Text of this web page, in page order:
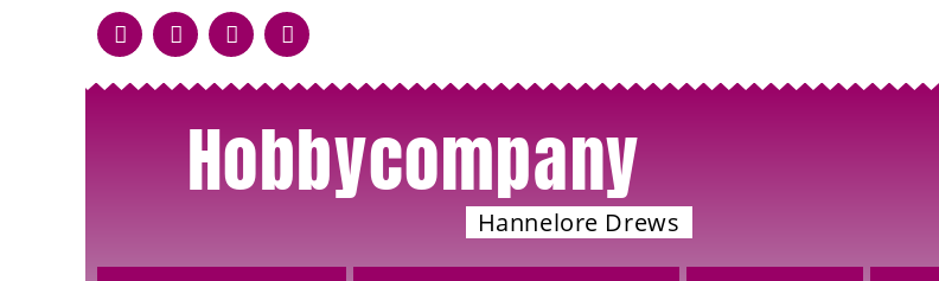
Hobbycompany
Hannelore Drews